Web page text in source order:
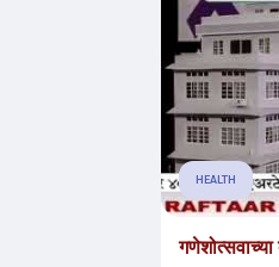
HEALTH